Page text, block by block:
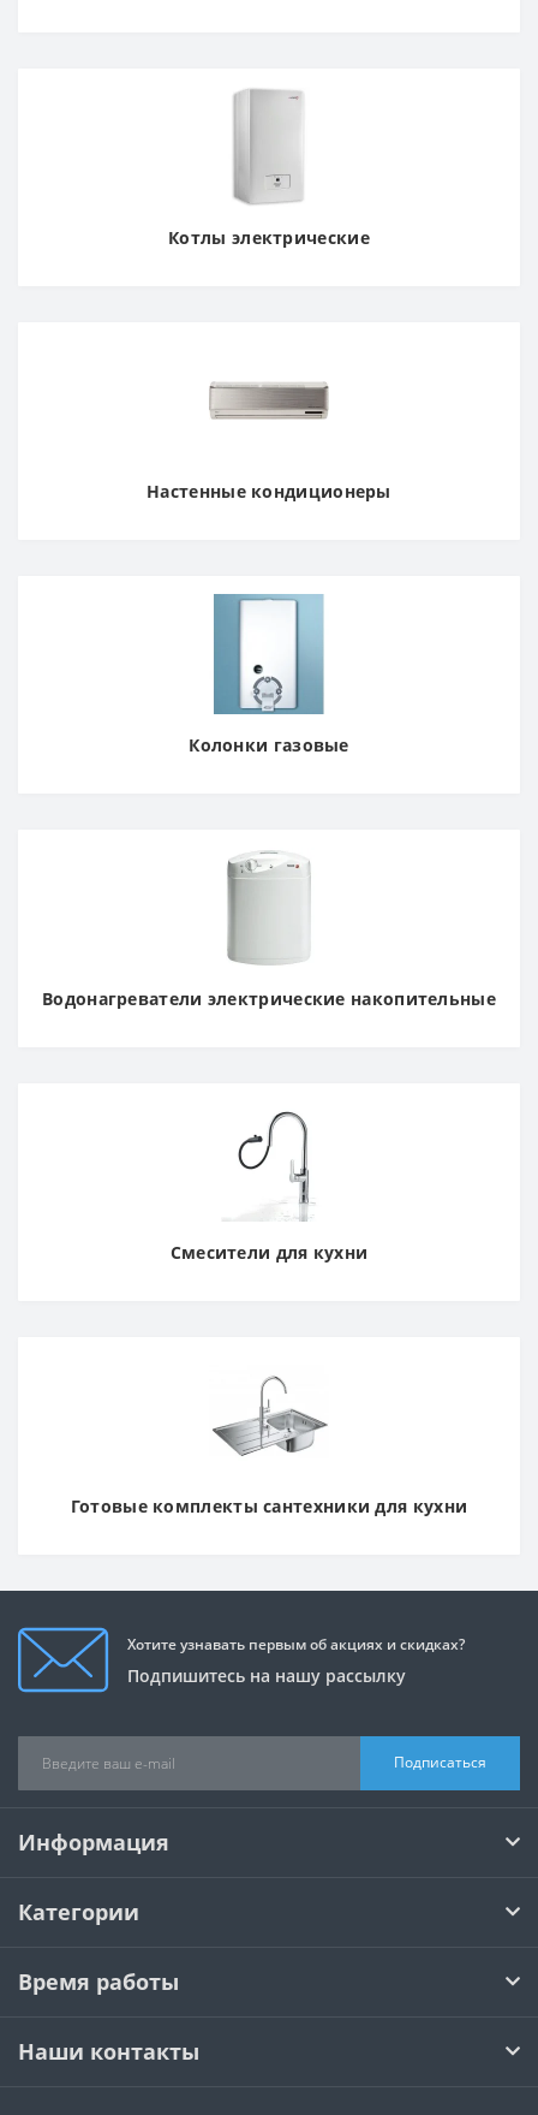
Котлы электрические
Настенные кондиционеры
Колонки газовые
Водонагреватели электрические накопительные
Смесители для кухни
Готовые комплекты сантехники для кухни
Хотите узнавать первым об акциях и скидках?
Подпишитесь на нашу рассылку
Подписаться
Информация
Категории
Время работы
Наши контакты